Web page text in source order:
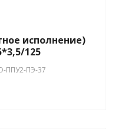
исполнение)
125
ППУ2-ПЭ-37